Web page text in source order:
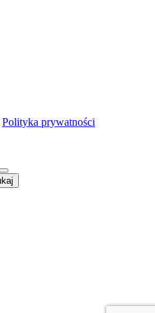
Polityka prywatności